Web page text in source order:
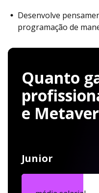
Desenvolve
programação de
Quanto
e
Junior